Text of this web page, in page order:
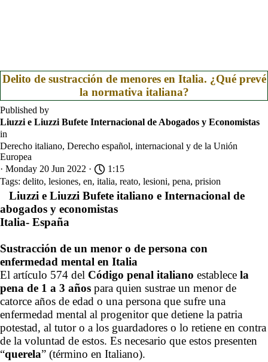
Delito de sustracción de menores en Italia. ¿Qué prevé
la normativa italiana?
Published by
Liuzzi e Liuzzi Bufete Internacional de Abogados y Economistas
in
Derecho italiano, Derecho español, internacional y de la Unión
Europea
· Monday 20 Jun 2022 ·
1:15
Tags: delito, lesiones, en, italia, reato, lesioni, pena, prision
Liuzzi e Liuzzi Bufete italiano e Internacional de
abogados y economistas
Italia- España
Sustracción de un menor o de persona con
enfermedad mental en Italia
El artículo 574 del Código penal italiano establece la
pena de 1 a 3 años para quien sustrae un menor de
catorce años de edad o una persona que sufre una
enfermedad mental al progenitor que detiene la patria
potestad, al tutor o a los guardadores o lo retiene en contra
de la voluntad de estos. Es necesario que estos presenten
“querela” (término en Italiano).